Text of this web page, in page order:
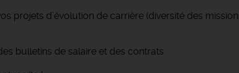
projets d’évolution de carrière (diversité des
bulletins de salaire et des contrats